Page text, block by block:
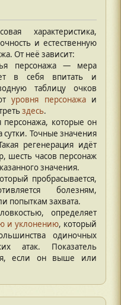
характеристика,
и естественную
От неё зависит:
персонажа — мера
в себя впитать и
таблицу очков
уровня персонажаи
здесь.
персонажа, которые он
сутки. Точные значения
регенерация идёт
шесть часов персонаж
значения.
пробрасывается,
болезням,
попыткам захвата.
определяет
и уклонению, который
одиночных
атак. Показатель
если он выше или